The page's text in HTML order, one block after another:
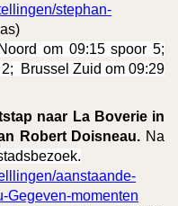
stephan-
om 09:15 spoor 5;
Brussel Zuid om 09:29
naar La Boverie in
Robert Doisneau. Na
aanstaande-
Gegeven-momenten